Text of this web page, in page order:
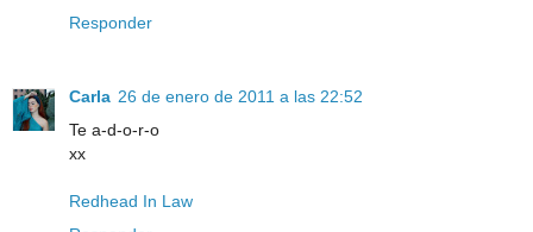
Responder
Carla 26 de enero de 2011 a las 22:52
Te a-d-o-r-o
xx
Redhead In Law